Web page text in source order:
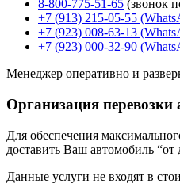
8-800-775-51-65 (звонок
+7 (913) 215-05-55
+7 (923) 008-63-13
+7 (923) 000-32-90
Менеджер оперативно и
Организация
Для обеспечения
доставить Ваш автомобиль “от
Данные услуги не входят в